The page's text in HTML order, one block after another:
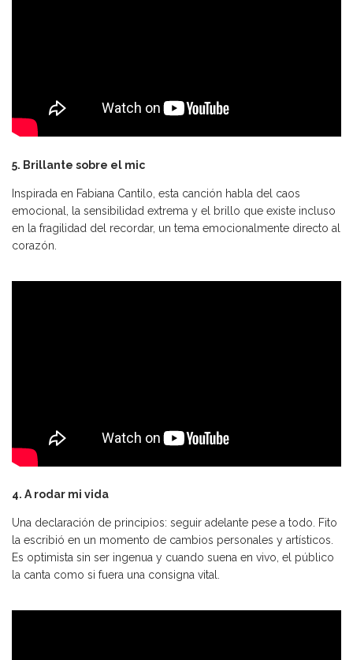
5. Brillante sobre el mic
Inspirada en Fabiana Cantilo, esta canción habla del caos
emocional, la sensibilidad extrema y el brillo que existe incluso
en la fragilidad del recordar, un tema emocionalmente directo al
corazón.
4. A rodar mi vida
Una declaración de principios: seguir adelante pese a todo. Fito
la escribió en un momento de cambios personales y artísticos.
Es optimista sin ser ingenua y cuando suena en vivo, el público
la canta como si fuera una consigna vital.